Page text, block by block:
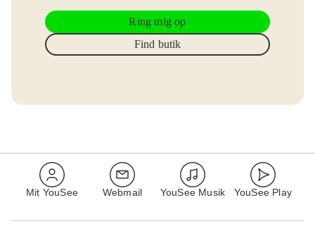
Ring mig op
Find butik
Mit YouSee Webmail YouSee Musik YouSee Play